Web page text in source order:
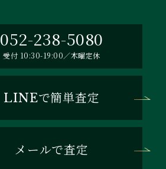
052-238-5080
受付 10:30-19:00／木曜定休
LINEで簡単査定
メールで査定